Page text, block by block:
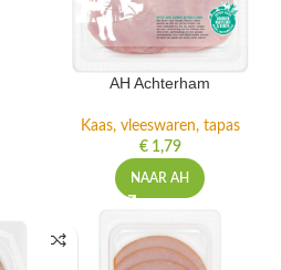
AH Achterham
Kaas, vleeswaren, tapas
€1,79
NAAR AH